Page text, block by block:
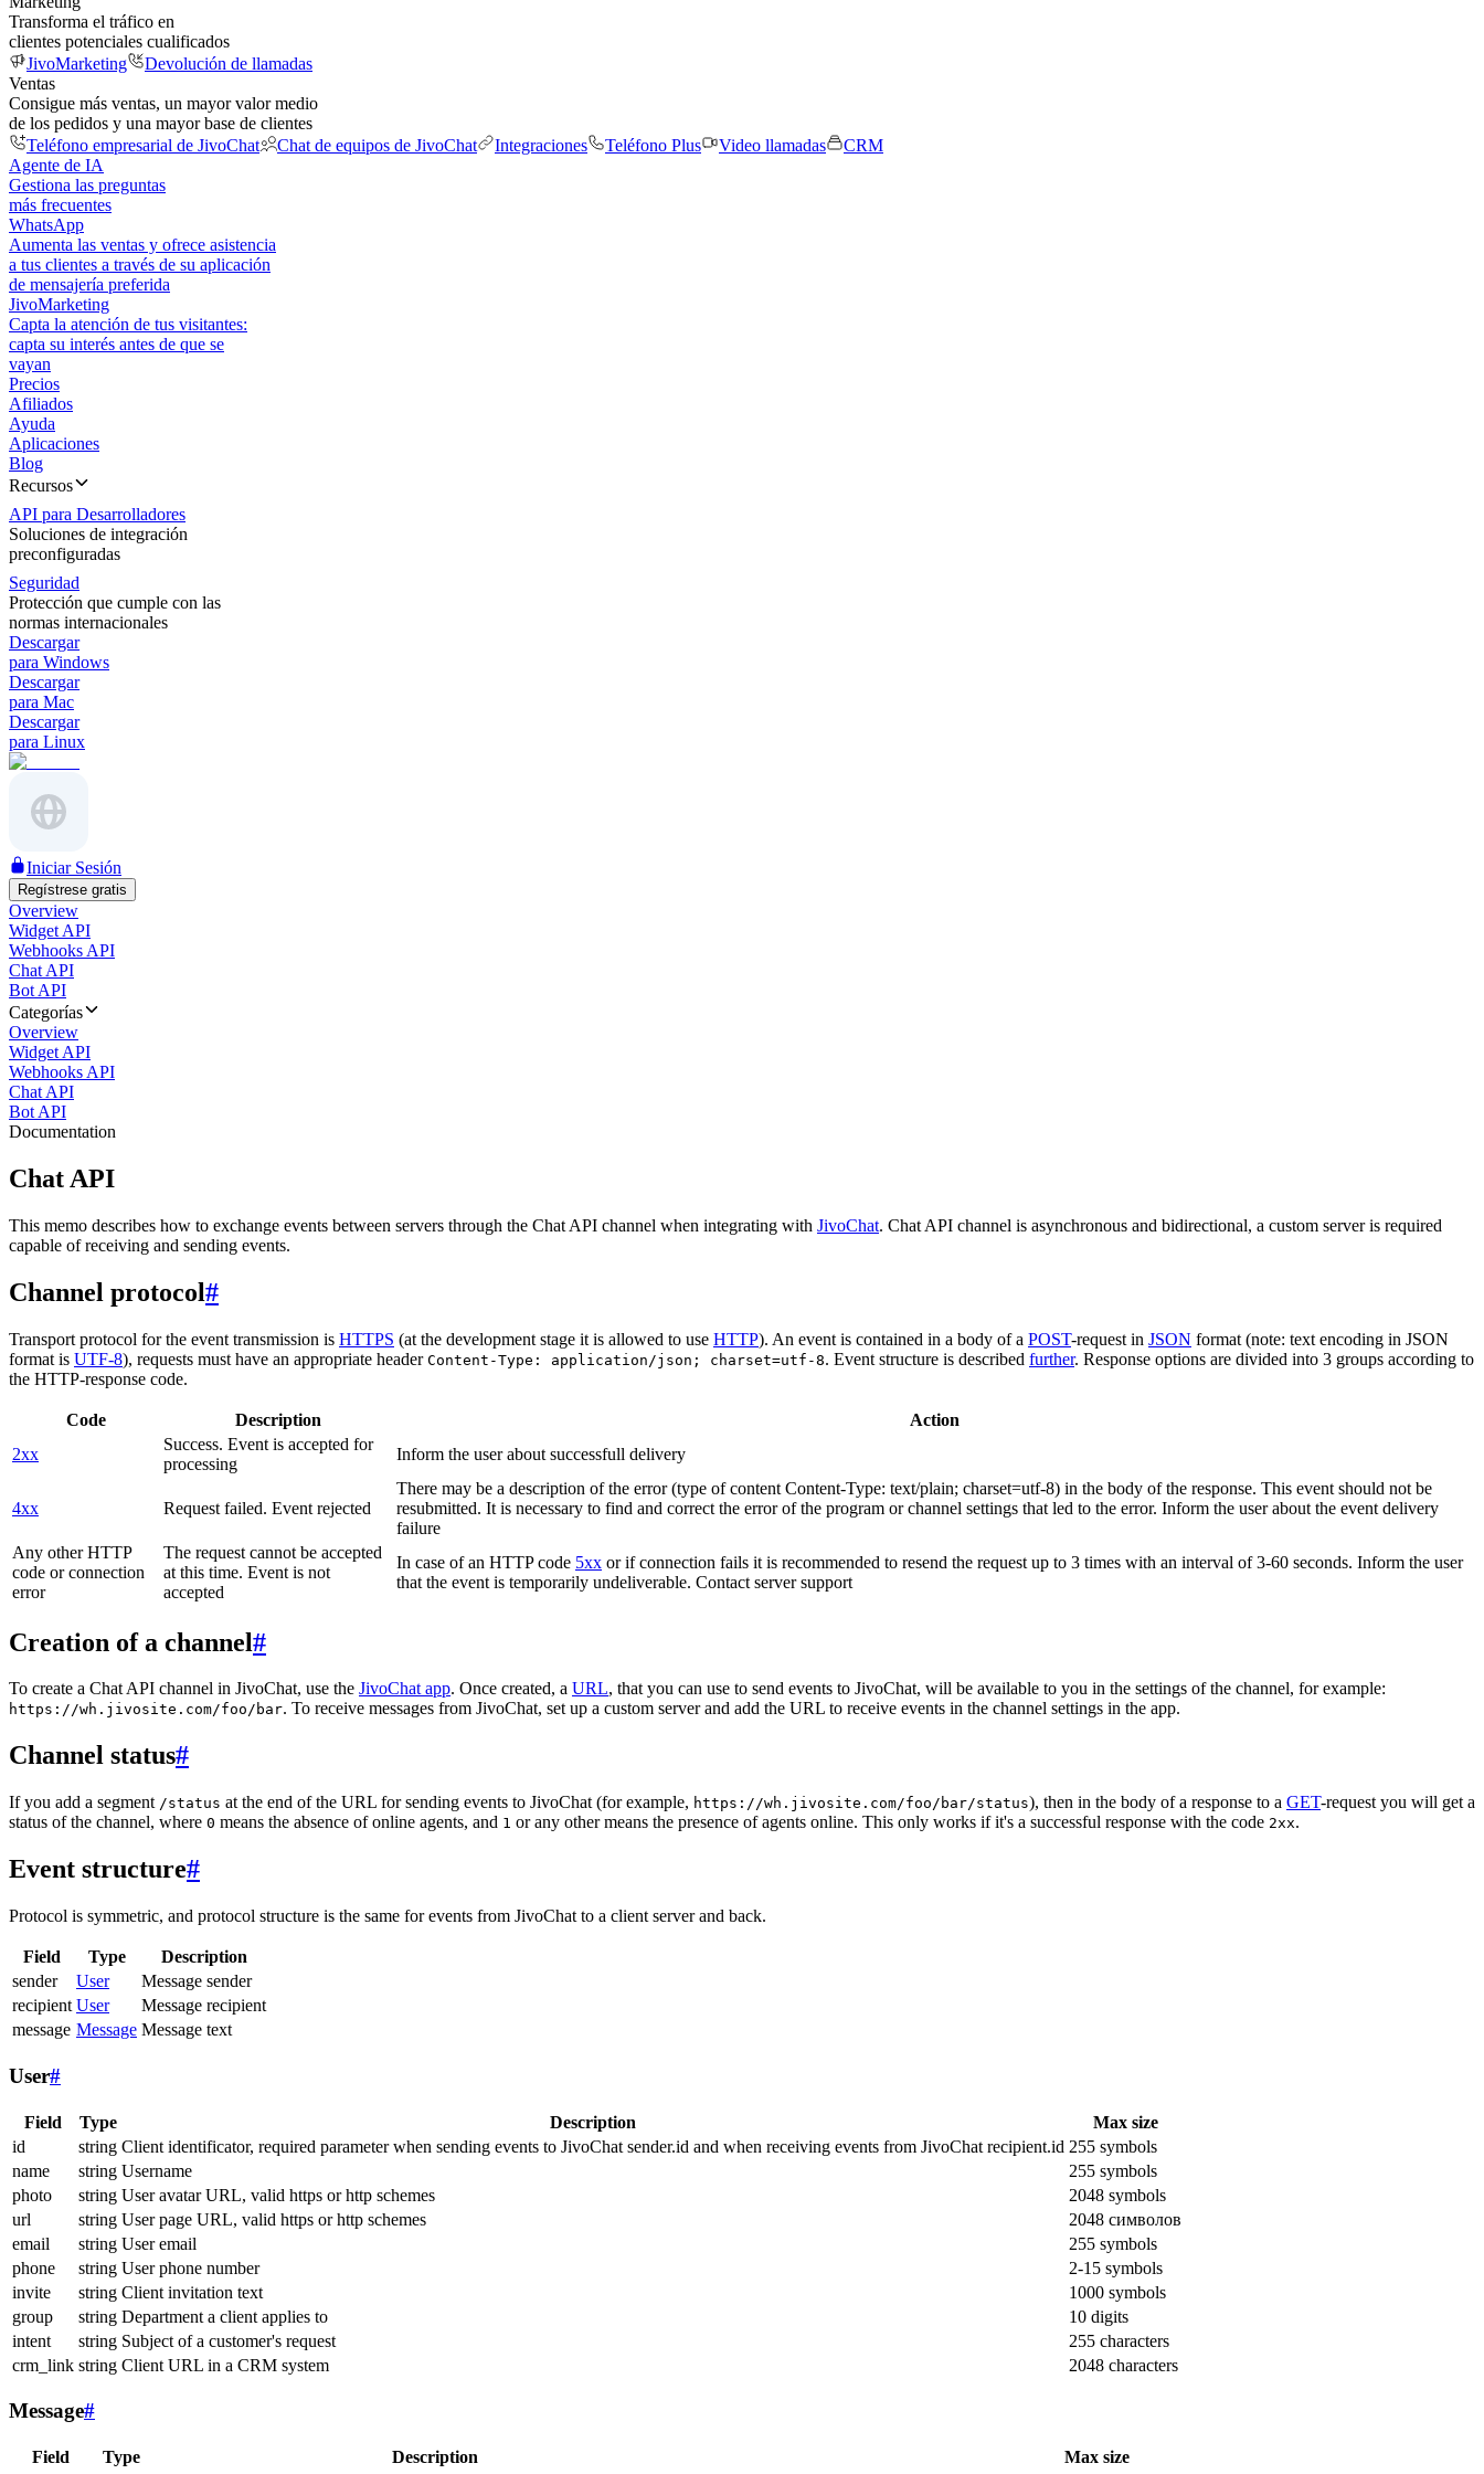
Transforma el tráfico en
clientes potenciales cualificados
JivoMarketing
Devolución de llamadas
Ventas
Consigue más ventas, un mayor valor medio
de los pedidos y una mayor base de clientes
Teléfono empresarial de JivoChat
Chat de equipos de JivoChat Integraciones Teléfono Plus Video llamadas
CRM
Agente de IA
Gestiona las preguntas
más frecuentes
WhatsApp
Aumenta las ventas y ofrece asistencia
a tus clientes a través de su aplicación
de mensajería preferida
JivoMarketing
Capta la atención de tus visitantes:
capta su interés antes de que se
vayan
Precios
Afiliados
Ayuda
Aplicaciones
Blog
Recursos
API para Desarrolladores
Soluciones de integración
preconfiguradas
Seguridad
Protección que cumple con las
normas internacionales
Descargar
para Windows
Descargar
para Mac
Descargar
para Linux
Iniciar Sesión
Regístrese gratis
Overview
Widget API
Webhooks API
Chat API
Bot API
Categorías
Overview
Widget API
Webhooks API
Chat API
Bot API
Documentation
Chat API
This memo describes how to exchange events between servers through the Chat API channel when integrating with JivoChat. Chat API channel is asynchronous and bidirectional, a custom server is required
capable of receiving and sending events.
Channel protocol#
Transport protocol for the event transmission is HTTPS (at the development stage it is allowed to use HTTP). An event is contained in a body of a POST-request in JSON format (note: text encoding in JSON
format is UTF-8), requests must have an appropriate header Content-Type: application/json; charset=utf-8. Event structure is described further. Response options are divided into 3 groups according to
the HTTP-response code.
Code Description
Action
2xx
Success. Event is accepted for
processing
Inform the user about successfull delivery
4xx Request failed. Event rejected
There may be a description of the error (type of content Content-Type: text/plain; charset=utf-8) in the body of the response. This event should not be
resubmitted. It is necessary to find and correct the error of the program or channel settings that led to the error. Inform the user about the event delivery
failure
Any other HTTP
code or connection
error
The request cannot be accepted
at this time. Event is not
accepted
In case of an HTTP code 5xx or if connection fails it is recommended to resend the request up to 3 times with an interval of 3-60 seconds. Inform the user
that the event is temporarily undeliverable. Contact server support
Creation of a channel#
To create a Chat API channel in JivoChat, use the JivoChat app. Once created, a URL, that you can use to send events to JivoChat, will be available to you in the settings of the channel, for example:
https://wh.jivosite.com/foo/bar. To receive messages from JivoChat, set up a custom server and add the URL to receive events in the channel settings in the app.
Channel status#
If you add a segment /status at the end of the URL for sending events to JivoChat (for example, https://wh.jivosite.com/foo/bar/status), then in the body of a response to a GET-request you will get a
status of the channel, where 0 means the absence of online agents, and 1 or any other means the presence of agents online. This only works if it's a successful response with the code 2xx.
Event structure#
Protocol is symmetric, and protocol structure is the same for events from JivoChat to a client server and back.
Field Type
Description
sender
User
Message sender
recipient User
Message recipient
message Message Message text
User#
Field Type Description
Max size
id
string Client identificator, required parameter when sending events to JivoChat sender.id and when receiving events from JivoChat recipient.id 255 symbols
name
string Username
255 symbols
photo
string User avatar URL, valid https or http schemes
2048 symbols
url
string User page URL, valid https or http schemes
2048 символов
email
string User email
255 symbols
phone
string User phone number
2-15 symbols
invite
string Client invitation text
1000 symbols
group
string Department a client applies to
10 digits
intent
string Subject of a customer's request
255 characters
crm_link string Client URL in a CRM system 2048 characters
Message#
Field Type Description
Max size